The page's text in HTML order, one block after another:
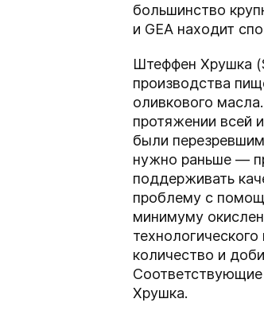
большинство
и GEA находит
Штеффен Хрушка
производства
оливкового
протяжении всей
были
нужно раньше —
поддерживать
проблему с
минимуму
количество и
Хрушка.